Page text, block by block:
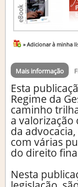
» Adicionar à minha
Mais informação
Esta
Regime da
caminho
a
da
com várias
do direito
Nesta